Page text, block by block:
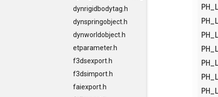
dynrigidbodytag.h
dynspringobject.h
dynworldobject.h
etparameter.h
f3dsexport.h
f3dsimport.h
faiexport.h